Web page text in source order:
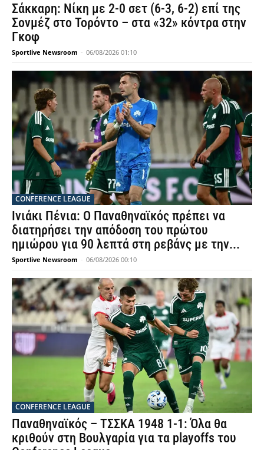
Σάκκαρη: Νίκη με 2-0 σετ (6-3, 6-2) επί της
Σονμέζ στο Τορόντο – στα «32» κόντρα στην
Γκοφ
Sportlive Newsroom - 06/08/2026 01:10
CONFERENCE LEAGUE
Ινιάκι Πένια: Ο Παναθηναϊκός πρέπει να
διατηρήσει την απόδοση του πρώτου
ημιώρου για 90 λεπτά στη ρεβάνς με την...
Sportlive Newsroom - 06/08/2026 00:10
CONFERENCE LEAGUE
Παναθηναϊκός – ΤΣΣΚΑ 1948 1-1: Όλα θα
κριθούν στη Βουλγαρία για τα playoffs του